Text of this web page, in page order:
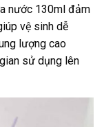
nước 130ml đảm
vệ sinh dễ
lượng cao
sử dụng lên